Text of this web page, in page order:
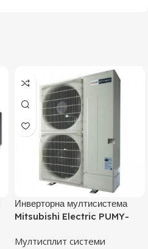
Инверторна мултисистема
Mitsubishi Electric PUMY-
Мултисплит системи